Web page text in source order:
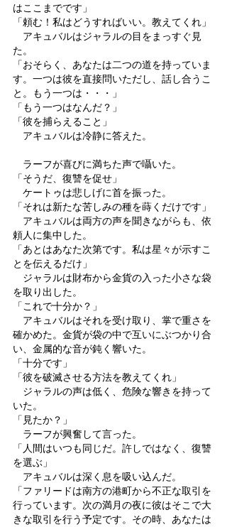
はここまでです」
「頼む！私はどうすればいい。教えてくれ」
アキュバルはジャラルの目をまっすぐ見
た。
「おそらく、あなたは二つの道を持っていま
す。一つは彼を直接問いただし、話し合うこ
と。もう一つは・・・」
「もう一つはなんだ？」
「彼を捕らえること」
アキュバルは冷静に答えた。
ラーフが喜びに満ちた声で囁いた。
「そうだ、復讐を促せ」
ケートゥは悲しげに首を振った。
「それは新たな苦しみの種を蒔くだけです」
アキュバルは両方の声を聞きながらも、依
頼人に集中した。
「あとはあなた次第です。私は星々が示すこ
とを伝えるだけ」
ジャラルは財布から金貨の入った小さな袋
を取り出した。
「これで十分か？」
アキュバルはそれを受け取り、掌で重さを
確かめた。金貨が袋の中で互いにぶつかり合
い、金属的な音が鈍く響いた。
「十分です」
「彼を破滅させる方法を教えてくれ」
ジャラルの声は低く、危険な響きを持って
いた。
「見たか？」
ラーフが興奮して言った。
「人間はいつも同じだ。許しではなく、復讐
を選ぶ」
アキュバルは深く息を吸い込んだ。
「ファリードは南方の港町から不正な取引を
行っています。次の満月の夜に彼はそこで大
きな取引を行う予定です。その時、あなたは